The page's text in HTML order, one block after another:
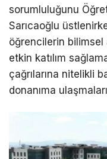
sorumluluğunu
Sarıcaoğlu
öğrencilerin bilimsel
etkin katılım
çağrılarına nitelikli
donanıma